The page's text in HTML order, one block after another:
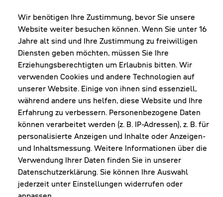
Wir benötigen Ihre Zustimmung, bevor Sie unsere
Website weiter besuchen können. Wenn Sie unter 16
Jahre alt sind und Ihre Zustimmung zu freiwilligen
Diensten geben möchten, müssen Sie Ihre
Erziehungsberechtigten um Erlaubnis bitten. Wir
verwenden Cookies und andere Technologien auf
unserer Website. Einige von ihnen sind essenziell,
während andere uns helfen, diese Website und Ihre
Erfahrung zu verbessern. Personenbezogene Daten
können verarbeitet werden (z. B. IP-Adressen), z. B. für
personalisierte Anzeigen und Inhalte oder Anzeigen-
und Inhaltsmessung. Weitere Informationen über die
Verwendung Ihrer Daten finden Sie in unserer
Datenschutzerklärung. Sie können Ihre Auswahl
jederzeit unter Einstellungen widerrufen oder
FR: 8:00-12:00 & 13:00-16:00 Uhr
Shop Diepoldsau
MO-Do: 8:00-12:00 & 13:00-17:30 Uhr
Fr: 8:00-16:00 Uhr
1. Samstag im Monat: 9:00-16:00 Uhr
NEWSLETTER
Erhalte Infos zu aktueller Arbeitskleidung für
deine Firma und unseren Service